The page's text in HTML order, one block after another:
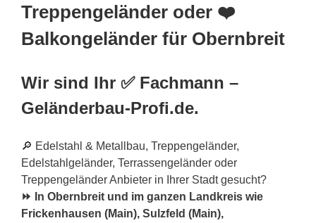
Treppengeländer oder ❤️
Balkongeländer für Obernbreit
Wir sind Ihr ✅ Fachmann –
Geländerbau-Profi.de.
🔎 Edelstahl & Metallbau, Treppengeländer,
Edelstahlgeländer, Terrassengeländer oder
Treppengeländer Anbieter in Ihrer Stadt gesucht?
⏩ In Obernbreit und im ganzen Landkreis wie
Frickenhausen (Main), Sulzfeld (Main),